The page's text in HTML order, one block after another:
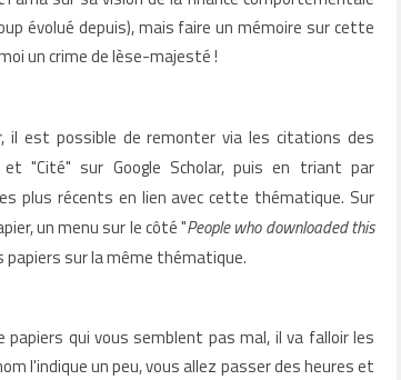
évolué depuis), mais faire un mémoire sur cette
un crime de lèse-majesté !
il est possible de remonter via les citations des
"Cité" sur Google Scholar, puis en triant par
plus récents en lien avec cette thématique. Sur
un menu sur le côté "People who downloaded this
sur la même thématique.
qui vous semblent pas mal, il va falloir les
l'indique un peu, vous allez passer des heures et